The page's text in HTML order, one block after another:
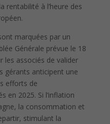
rentabilité à l’heure des
marquées par un
Générale prévue le 18
les associés de valider
gérants anticipent une
efforts de
en 2025. Si l’inflation
la consommation et
stimulant la